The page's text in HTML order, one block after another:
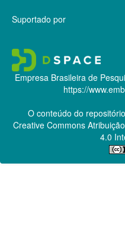
Suportado por
Empresa Brasileira de
https://
O conteúdo do
Creative Commons
4.0